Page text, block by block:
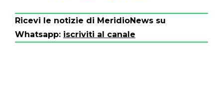
Ricevi le notizie di MeridioNews su
Whatsapp: iscriviti al canale